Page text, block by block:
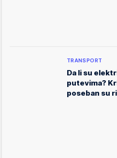
TRANSPORT
Da li su
putevima?
poseban su